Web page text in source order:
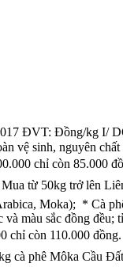
ĐVT: Đồng/kg I/
vệ sinh, nguyên
chỉ còn 85.000
từ 50kg trở lên
Moka); * Cà
màu sắc đồng đều;
còn 110.000
cà phê Môka Cầu